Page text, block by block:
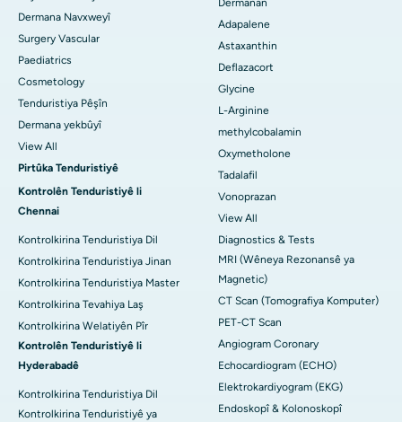
Dermana Navxweyî
Surgery Vascular
Paediatrics
Cosmetology
Tenduristiya Pêşîn
Dermana yekbûyî
View All
Pirtûka Tenduristiyê
Kontrolên Tenduristiyê li
Chennai
Kontrolkirina Tenduristiya Dil
Kontrolkirina Tenduristiya Jinan
Kontrolkirina Tenduristiya Master
Kontrolkirina Tevahiya Laş
Kontrolkirina Welatiyên Pîr
Kontrolên Tenduristiyê li
Hyderabadê
Kontrolkirina Tenduristiya Dil
Kontrolkirina Tenduristiyê ya
Dermanan
Adapalene
Astaxanthin
Deflazacort
Glycine
L-Arginine
methylcobalamin
Oxymetholone
Tadalafil
Vonoprazan
View All
Diagnostics & Tests
MRI (Wêneya Rezonansê ya
Magnetic)
CT Scan (Tomografiya Komputer)
PET-CT Scan
Angiogram Coronary
Echocardiogram (ECHO)
Elektrokardiyogram (EKG)
Endoskopî & Kolonoskopî